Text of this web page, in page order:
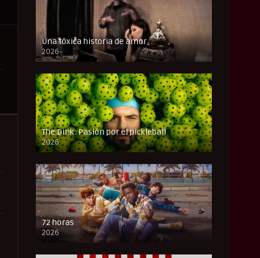
Una tóxica historia de amor
2026
FULL HD
The Dink: Pasión por el pickleball
2026
FULL HD
72 horas
2026
FULL HD